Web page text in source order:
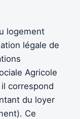
logement
légale de
Agricole
correspond
du loyer
Ce